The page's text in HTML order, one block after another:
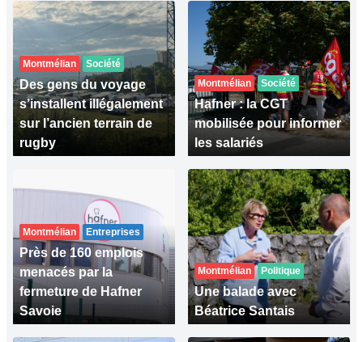
Montmélian Société
Des gens du voyage
s’installent illégalement
sur l’ancien terrain de
rugby
Montmélian Société
Hafner : la CGT
mobilisée pour informer
les salariés
Montmélian Entreprises
Près de 160 emplois
menacés par la
fermeture de Hafner
Savoie
Montmélian Politique
Une balade avec
Béatrice Santais